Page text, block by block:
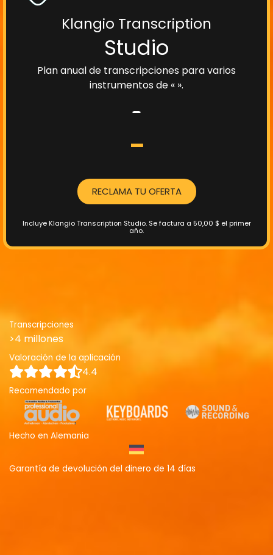
Klangio Transcription
Studio
Plan anual de transcripciones para varios
instrumentos de « ».
-
-
RECLAMA TU OFERTA
Incluye Klangio Transcription Studio.Se factura a 50,00 $ el primer
año.
Transcripciones
>4 millones
Valoración de la aplicación
4.4
Recomendado por
Hecho en Alemania
Garantía de devolución del dinero de 14 días